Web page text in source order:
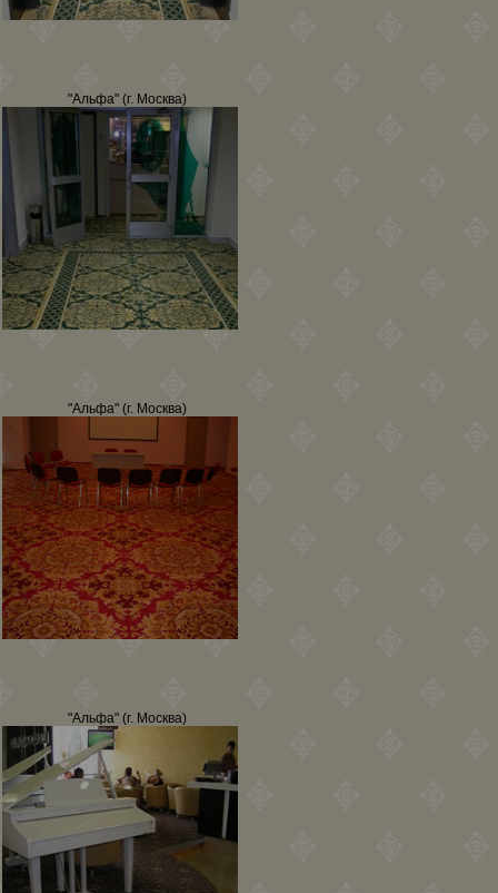
"Альфа" (г. Москва)
"Альфа" (г. Москва)
"Альфа" (г. Москва)